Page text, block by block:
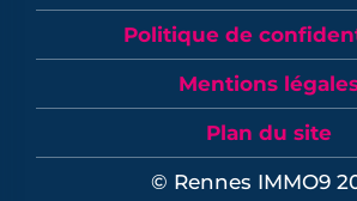
Politique de
Mentions
Plan du site
© Rennes IMMO9